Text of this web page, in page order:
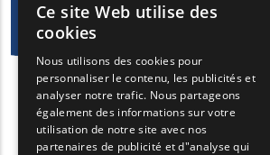
FRENCH
BULGARIAN
GERMAN
Ce site Web utilise des
cookies
Nous utilisons des cookies pour
personnaliser le contenu, les publicités et
analyser notre trafic. Nous partageons
également des informations sur votre
utilisation de notre site avec nos
partenaires de publicité et d"analyse qui